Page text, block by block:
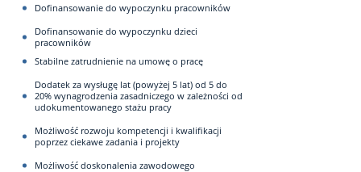
Dofinansowanie do wypoczynku pracowników
Dofinansowanie do wypoczynku dzieci
pracowników
Stabilne zatrudnienie na umowę o pracę
Dodatek za wysługę lat (powyżej 5 lat) od 5 do
20% wynagrodzenia zasadniczego w zależności od
udokumentowanego stażu pracy
Możliwość rozwoju kompetencji i kwalifikacji
poprzez ciekawe zadania i projekty
Możliwość doskonalenia zawodowego